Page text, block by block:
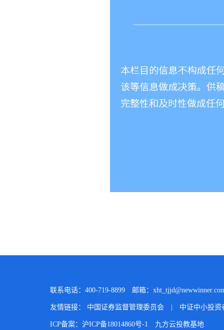
联系电话：400-719-8899 邮箱：
友情链接： 中国证券监督管理委员会 中证中小投资
ICP备案：沪ICP备18014860号-1 九方云投教基地